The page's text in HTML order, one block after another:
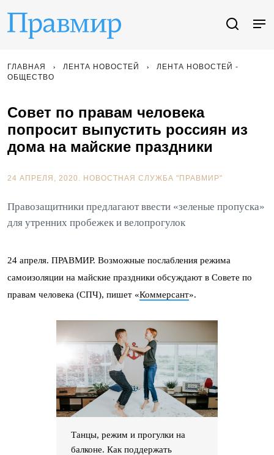
ГЛАВНАЯ ЛЕНТА НОВОСТЕЙ
ЛЕНТА НОВОСТЕЙ -
ОБЩЕСТВО
Совет по правам человека
попросит выпустить россиян из
дома на майские праздники
24 АПРЕЛЯ, 2020. НОВОСТНАЯ СЛУЖБА "ПРАВМИР"
Правозащитники предлагают ввести «зеленые пропуска»
для утренних пробежек и велопрогулок
24 апреля. ПРАВМИР. Возможные послабления режима
самоизоляции на майские праздники обсуждают в Совете по
правам человека (СПЧ), пишет «Коммерсант».
Танцы, режим и прогулки на
балконе. Как поддержать